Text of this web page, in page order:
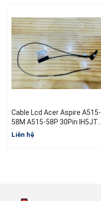
Cable Lcd Acer Aspire A515-
58M A515-58P 30Pin IH5JT
50.KHJN2.003 DC02004B300
Liên hệ